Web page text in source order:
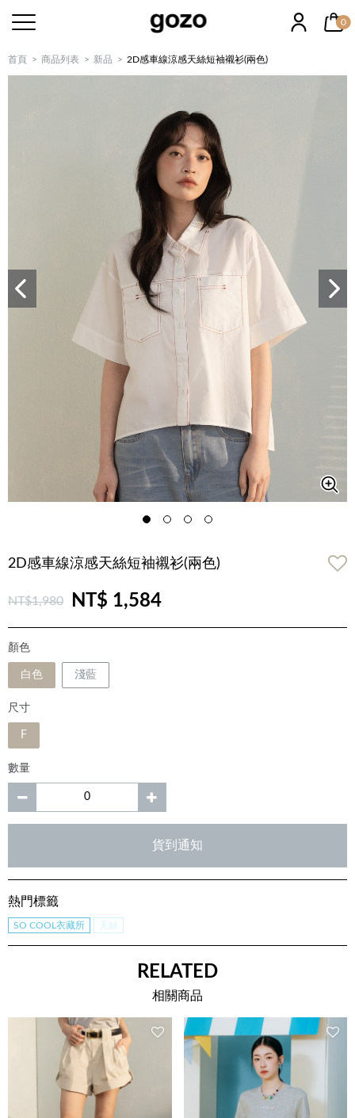
0
首頁 商品列表 新品 2D感車線涼感天絲短袖襯衫(兩色)
2D感車線涼感天絲短袖襯衫(兩色)
NT$1,980 NT$ 1,584
顏色
白色 淺藍
尺寸
F
數量
貨到通知
熱門標籤
SO COOL衣藏所 天絲
RELATED
相關商品